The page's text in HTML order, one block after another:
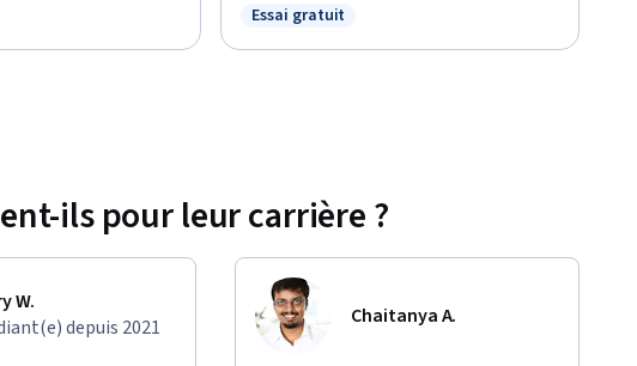
Statut : Essai gratuit
Essai gratuit
ils pour leur carrière ?
W.
depuis 2021
Chaitanya A.